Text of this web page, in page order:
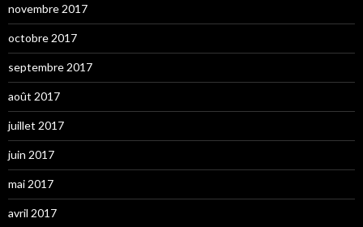
novembre 2017
octobre 2017
septembre 2017
août 2017
juillet 2017
juin 2017
mai 2017
avril 2017